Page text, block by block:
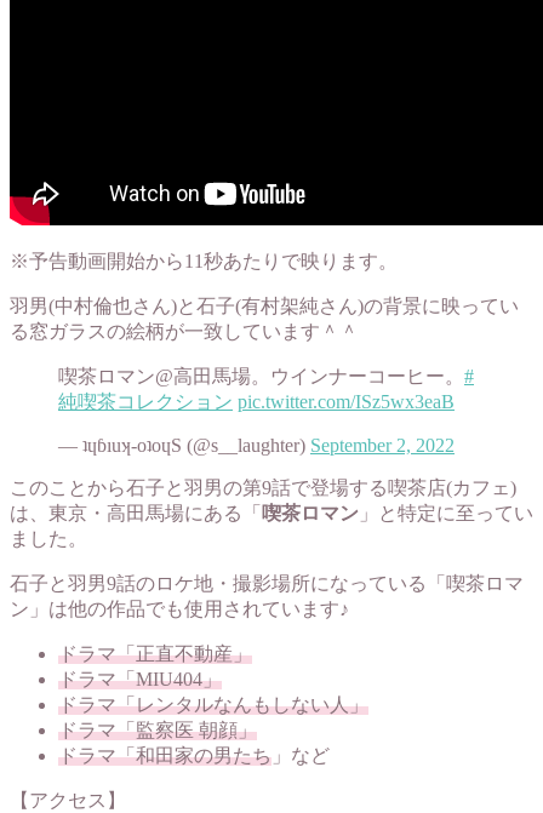
※予告動画開始から11秒あたりで映ります。
羽男(中村倫也さん)と石子(有村架純さん)の背景に映ってい
る窓ガラスの絵柄が一致しています＾＾
喫茶ロマン@高田馬場。ウインナーコーヒー。 #
純喫茶コレクション pic.twitter.com/ISz5wx3eaB
— ʇɥɓıuʞ-oʇoɥS (@s__laughter) September 2, 2022
このことから石子と羽男の第9話で登場する喫茶店(カフェ)
は、東京・高田馬場にある「 喫茶ロマン 」と特定に至ってい
ました。
石子と羽男9話のロケ地・撮影場所になっている「喫茶ロマ
ン」は他の作品でも使用されています♪
ドラマ「正直不動産」
ドラマ「MIU404」
ドラマ「レンタルなんもしない人」
ドラマ「監察医 朝顔」
ドラマ「和田家の男たち 」など
【アクセス】